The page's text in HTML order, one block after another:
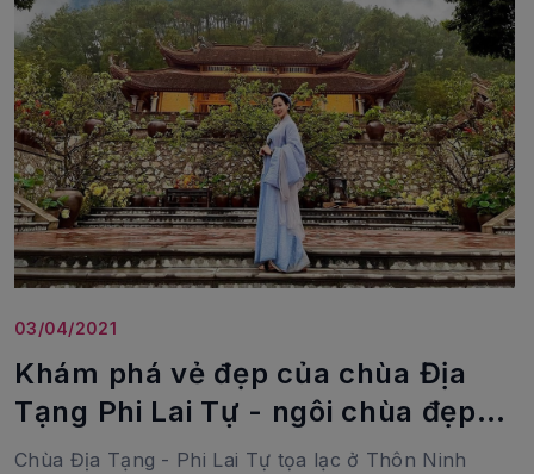
03/04/2021
Khám phá vẻ đẹp của chùa Địa
Tạng Phi Lai Tự - ngôi chùa đẹp
tựa chốn bồng lai
Chùa Địa Tạng - Phi Lai Tự tọa lạc ở Thôn Ninh